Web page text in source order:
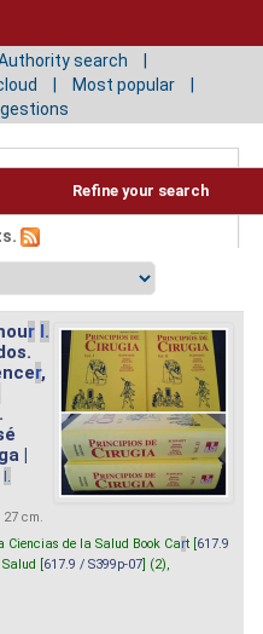
search
Most popular
Refine your search
r I.
r,
|
I.
27 cm.
Ciencias de la Salud Book Cart [ 617.9
[ 617.9 / S399p-07 ] (2),